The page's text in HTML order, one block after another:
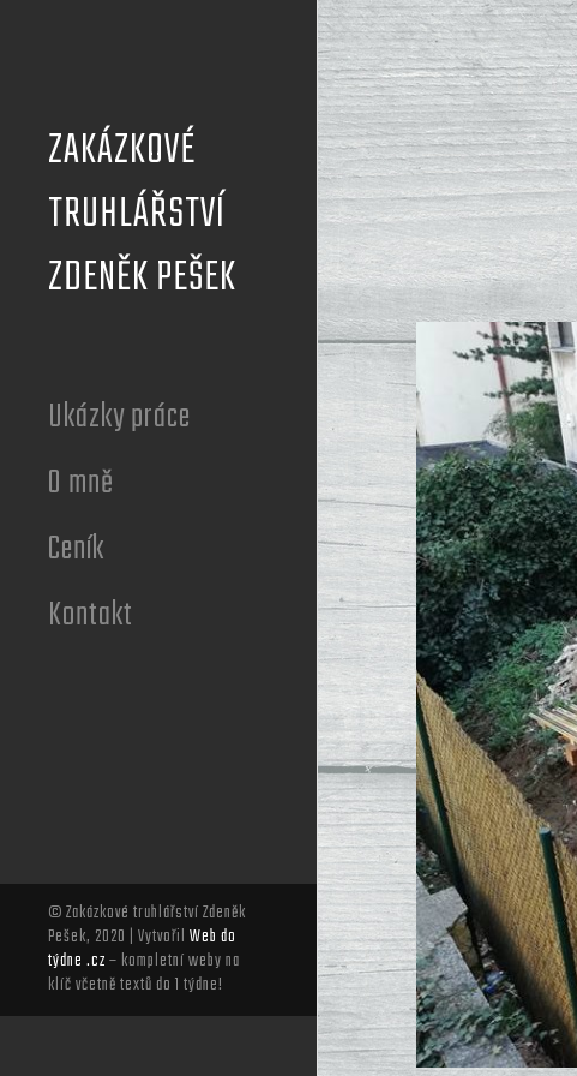
ZAKÁZKOVÉ
TRUHLÁŘSTVÍ
ZDENĚK PEŠEK
Ukázky práce
O mně
Ceník
Kontakt
© Zakázkové truhlářství Zdeněk
Pešek, 2020 | Vytvořil Web do
týdne .cz– kompletní weby na
klíč včetně textů do 1 týdne!